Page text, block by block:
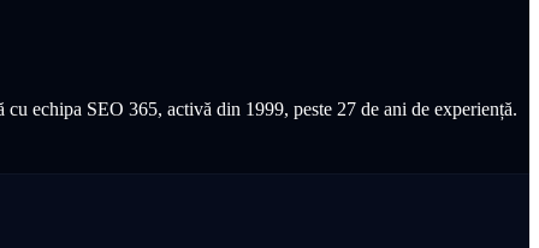
echipa SEO 365, activă din 1999, peste 27 de ani de experiență.